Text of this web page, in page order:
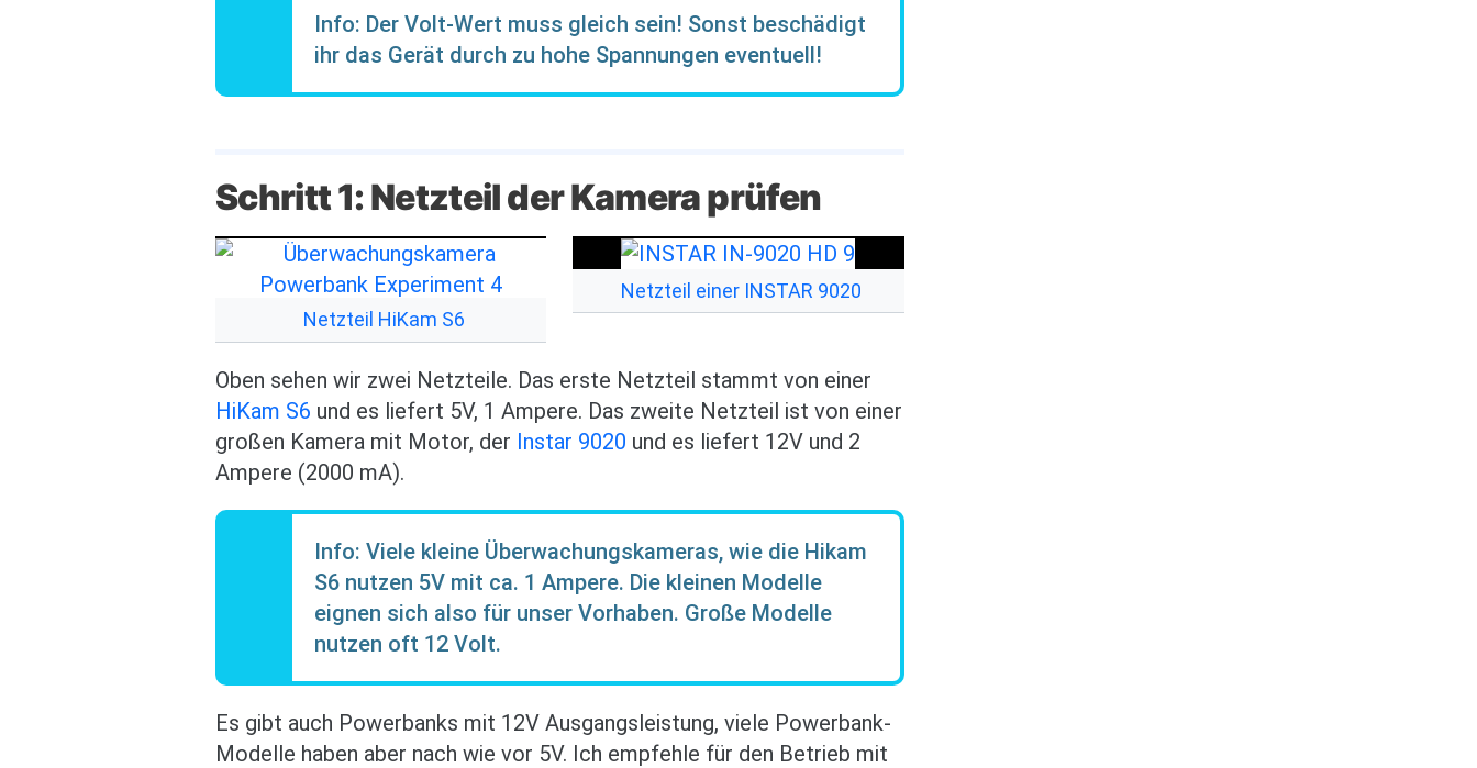
Info: Der Volt-Wert muss gleich sein! Sonst beschädigt
ihr das Gerät durch zu hohe Spannungen eventuell!
Schritt 1: Netzteil der Kamera prüfen
Bild
Netzteil HiKam S6
Netzteil einer INSTAR 9020
Oben sehen wir zwei Netzteile. Das erste Netzteil stammt von einer
HiKam S6 und es liefert 5V, 1 Ampere. Das zweite Netzteil ist von einer
großen Kamera mit Motor, der Instar 9020 und es liefert 12V und 2
Ampere (2000 mA).
Info: Viele kleine Überwachungskameras, wie die Hikam
S6 nutzen 5V mit ca. 1 Ampere. Die kleinen Modelle
eignen sich also für unser Vorhaben. Große Modelle
nutzen oft 12 Volt.
Es gibt auch Powerbanks mit 12V Ausgangsleistung, viele Powerbank-
Modelle haben aber nach wie vor 5V. Ich empfehle für den Betrieb mit